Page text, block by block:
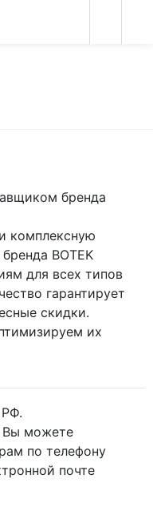
бренда
комплексную
BOTEK
для всех типов
гарантирует
скидки.
их
Вы можете
по телефону
почте